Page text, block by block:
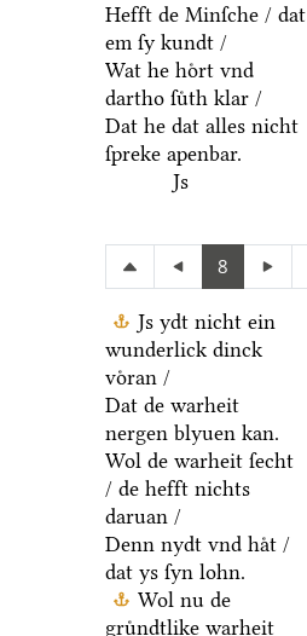
Hefft de Minſche / dat
em ſy kundt /
Wat he hoͤrt vnd
dartho ſuͤth klar /
Dat he dat alles nicht
ſpreke apenbar.
Js
8
Js ydt nicht ein
wunderlick dinck
voͤran /
Dat de warheit
nergen blyuen kan.
Wol de warheit ſecht
/ de hefft nichts
daruan /
Denn nydt vnd haͤt /
dat ys ſyn lohn.
Wol nu de
gruͤndtlike warheit